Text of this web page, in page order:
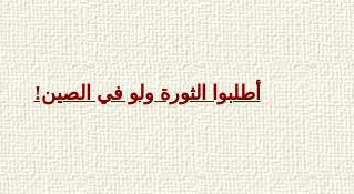
أطلبوا الثورة ولو في الصين!